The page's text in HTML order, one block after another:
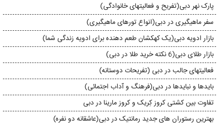
پارک نهر دبی(تفریح و فعالیتهای خانوادگی)
سفر ماهیگیری در دبی(انواع تورهای ماهیگیری)
بازار ادویه دبی(یک کهکشان طعم دهنده برای ادویه زندگی شما)
بازار طلای دبی(6 نکته خرید طلا در دبی)
فعالیتهای جالب در دبی (تفریحات دوستانه)
بایدها و نبایدها در دبی(فرهنگ و آداب اجتمائی)
تفاوت بین کشتی کروز کِریک و کروز مارینا در دبی
بهترین رستوران های جدید رمانتیک در دبی(عاشقانه دو نفره)